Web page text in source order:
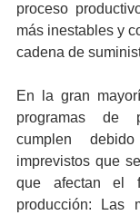
proceso
más inestables y
cadena de
En la gran
programas de
cumplen
imprevistos que
que afectan el
producción: Las